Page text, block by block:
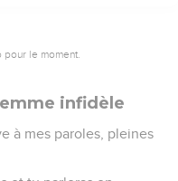
le moment.
infidèle
à mes paroles, pleines